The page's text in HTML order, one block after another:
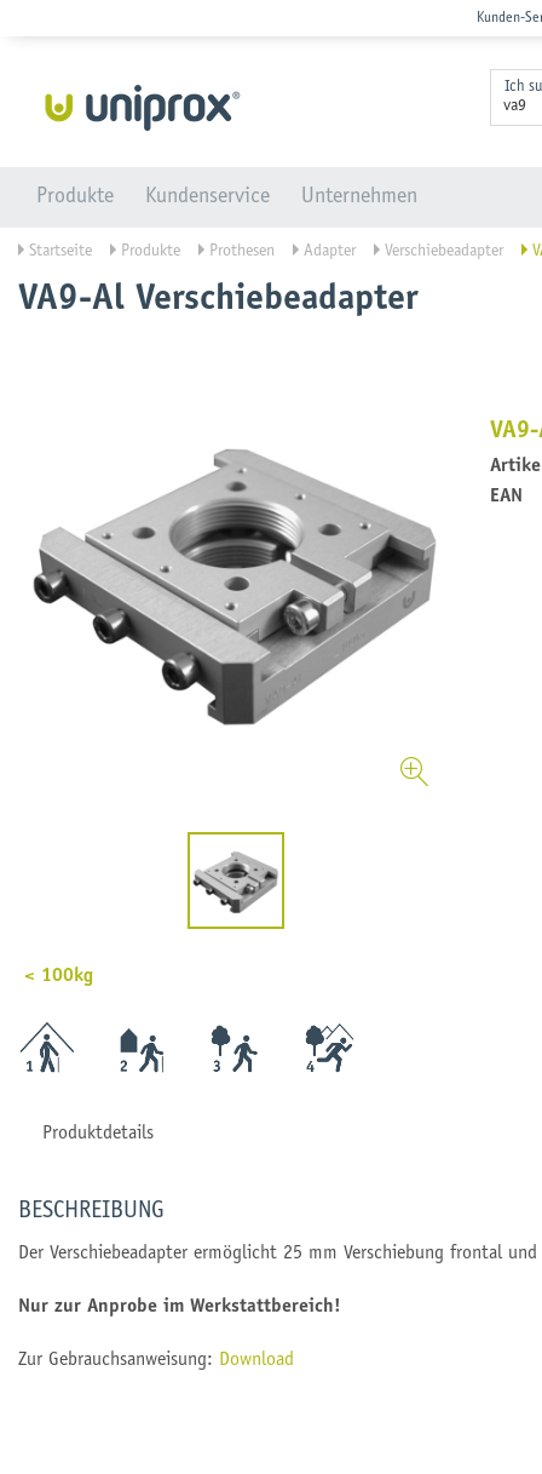
Kunden-
Ich
Produkte Kundenservice Unternehmen
Startseite Produkte Prothesen Adapter Verschiebeadapter
VA9-Al Verschiebeadapter
< 100kg
EAN
Produktdetails
BESCHREIBUNG
Der Verschiebeadapter ermöglicht 25 mm Verschiebung frontal
Nur zur Anprobe im Werkstattbereich!
Zur Gebrauchsanweisung: Download